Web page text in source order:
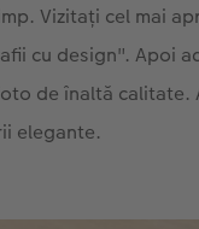
Vizitați cel mai
cu design". Apoi
de înaltă
elegante.